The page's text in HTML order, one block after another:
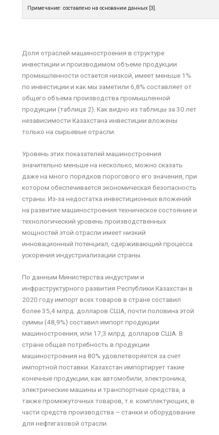
Примечание: составлено на основании данных [3].
Доля отраслей машиностроения в структуре
инвестиции и производимом объеме продукции
промышленности остается низкой, имеет меньше 1%
по инвестиции и как мы заметили 6,8% составляет от
общего объема производства промышленной
продукции (таблица 2). Как видно из таблицы за 30 лет
независимости Казахстана инвестиции вложены
только на сырьевые отрасли.
Уровень этих показателей машиностроения
значительно меньше на несколько, можно сказать
даже на много порядков порогового его значения, при
котором обеспечивается экономическая безопасность
страны. Из-за недостатка инвестиционных вложений
на развитие машиностроения техническое состояние и
технологический уровень производственных
мощностей этой отрасли имеет низкий
инновационный потенциал, сдерживающий процесса
ускорения индустриализации страны.
По данным Министерства индустрии и
инфраструктурного развития Республики Казахстан в
2020 году импорт всех товаров в стране составил
более 35,4 млрд. долларов США, почти половина этой
суммы (48,9%) составил импорт продукции
машиностроения, или 17,3 млрд. долларов США. В
стране общая потребность в продукции
машиностроения на 80% удовлетворяется за счет
импортной поставки. Казахстан импортирует такие
конечные продукции, как автомобили, электроника,
электрические машины и транспортные средства, а
также промежуточных товаров, т.е. комплектующих, в
части средств производства – станки и оборудование
для нефтегазовой отрасли.